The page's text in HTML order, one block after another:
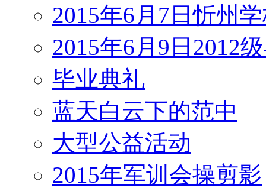
2015年6月7日忻州
2015年6月9日2012
毕业典礼
蓝天白云下的范中
大型公益活动
2015年军训会操剪影